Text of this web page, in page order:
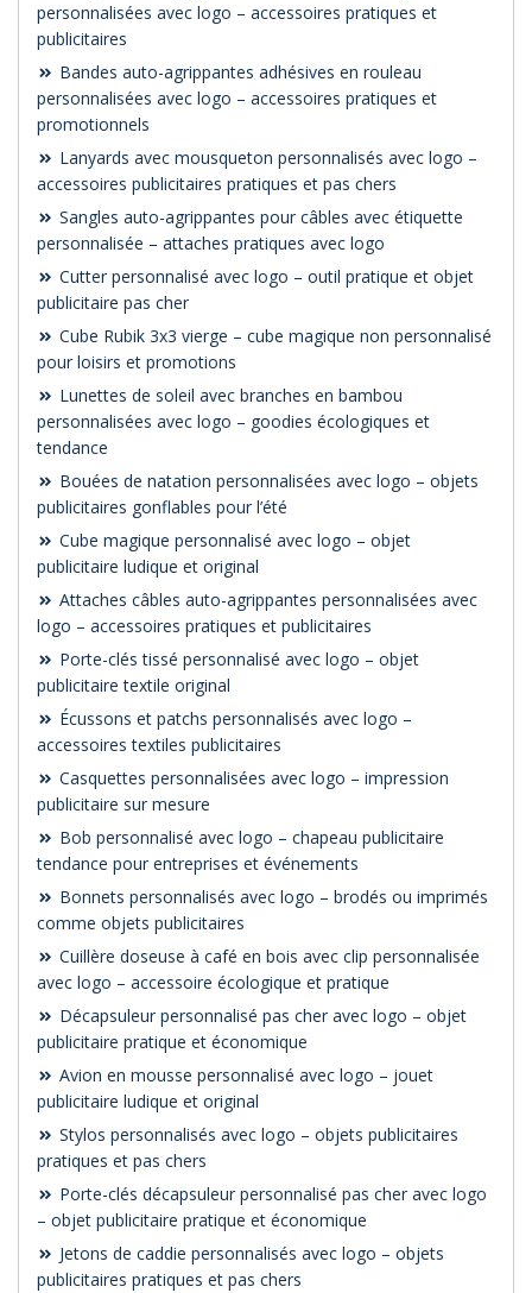
personnalisées avec logo – accessoires pratiques et
publicitaires
Bandes auto-agrippantes adhésives en rouleau
personnalisées avec logo – accessoires pratiques et
promotionnels
Lanyards avec mousqueton personnalisés avec logo –
accessoires publicitaires pratiques et pas chers
Sangles auto-agrippantes pour câbles avec étiquette
personnalisée – attaches pratiques avec logo
Cutter personnalisé avec logo – outil pratique et objet
publicitaire pas cher
Cube Rubik 3x3 vierge – cube magique non personnalisé
pour loisirs et promotions
Lunettes de soleil avec branches en bambou
personnalisées avec logo – goodies écologiques et
tendance
Bouées de natation personnalisées avec logo – objets
publicitaires gonflables pour l’été
Cube magique personnalisé avec logo – objet
publicitaire ludique et original
Attaches câbles auto-agrippantes personnalisées avec
logo – accessoires pratiques et publicitaires
Porte-clés tissé personnalisé avec logo – objet
publicitaire textile original
Écussons et patchs personnalisés avec logo –
accessoires textiles publicitaires
Casquettes personnalisées avec logo – impression
publicitaire sur mesure
Bob personnalisé avec logo – chapeau publicitaire
tendance pour entreprises et événements
Bonnets personnalisés avec logo – brodés ou imprimés
comme objets publicitaires
Cuillère doseuse à café en bois avec clip personnalisée
avec logo – accessoire écologique et pratique
Décapsuleur personnalisé pas cher avec logo – objet
publicitaire pratique et économique
Avion en mousse personnalisé avec logo – jouet
publicitaire ludique et original
Stylos personnalisés avec logo – objets publicitaires
pratiques et pas chers
Porte-clés décapsuleur personnalisé pas cher avec logo
– objet publicitaire pratique et économique
Jetons de caddie personnalisés avec logo – objets
publicitaires pratiques et pas chers